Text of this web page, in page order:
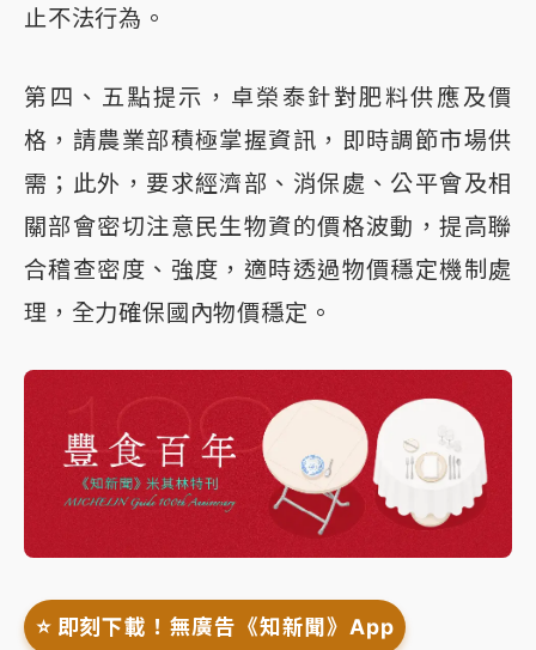
止不法行為。
第四、五點提示，卓榮泰針對肥料供應及價
格，請農業部積極掌握資訊，即時調節市場供
需；此外，要求經濟部、消保處、公平會及相
關部會密切注意民生物資的價格波動，提高聯
合稽查密度、強度，適時透過物價穩定機制處
理，全力確保國內物價穩定。
⭐️ 即刻下載！無廣告《知新聞》App